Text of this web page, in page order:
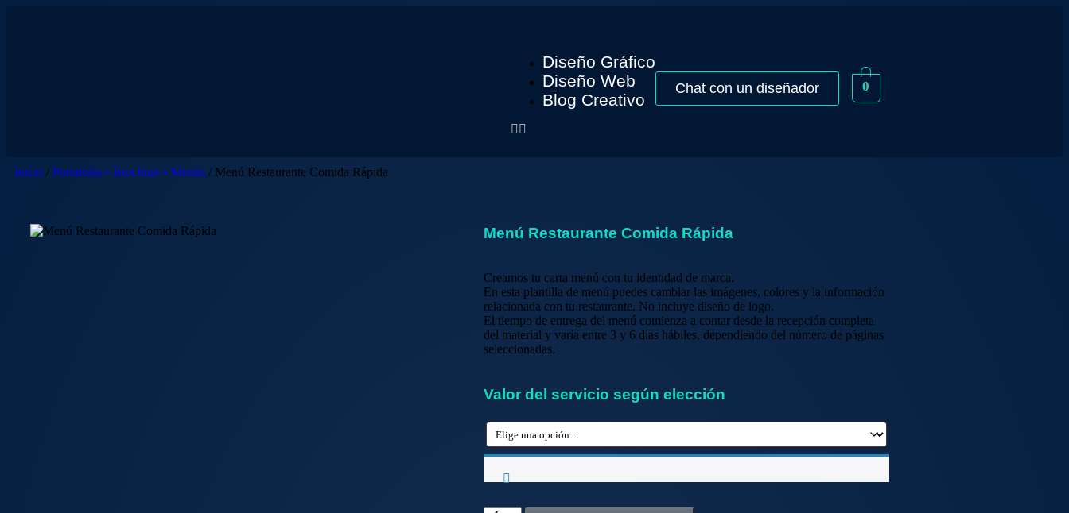
Diseño Gráfico
Diseño Web
Blog Creativo
Chat con un diseñador 0
Inicio / Portafolio • Brochure • Menús / Menú Restaurante Comida Rápida
Menú Restaurante Comida Rápida
Creamos tu carta menú con tu identidad de marca.
En esta plantilla de menú puedes cambiar las imágenes, colores y la información
relacionada con tu restaurante. No incluye diseño de logo.
El tiempo de entrega del menú comienza a contar desde la recepción completa
del material y varía entre 3 y 6 días hábiles, dependiendo del número de páginas
seleccionadas.
Valor del servicio según elección